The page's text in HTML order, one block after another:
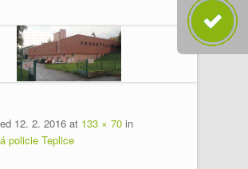
12. 2. 2016 at 133 × 70 in
policie Teplice